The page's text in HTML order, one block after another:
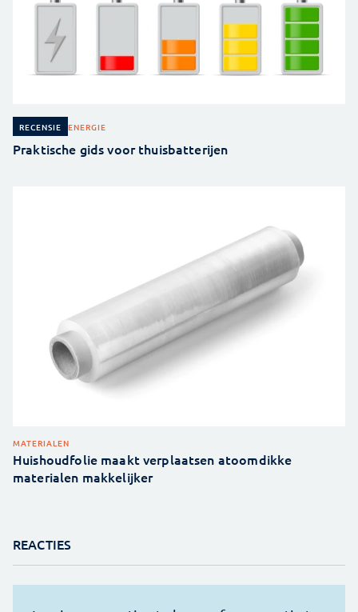
RECENSIE ENERGIE
Praktische gids voor thuisbatterijen
MATERIALEN
Huishoudfolie maakt verplaatsen atoomdikke
materialen makkelijker
REACTIES